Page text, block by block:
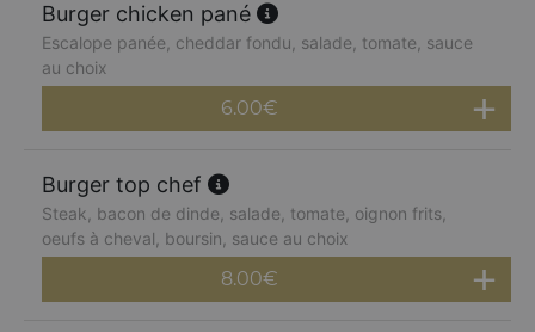
Burger chicken pané
Escalope panée, cheddar fondu, salade, tomate, sauce
au choix
6.00€
Burger top chef
Steak, bacon de dinde, salade, tomate, oignon frits,
oeufs à cheval, boursin, sauce au choix
8.00€